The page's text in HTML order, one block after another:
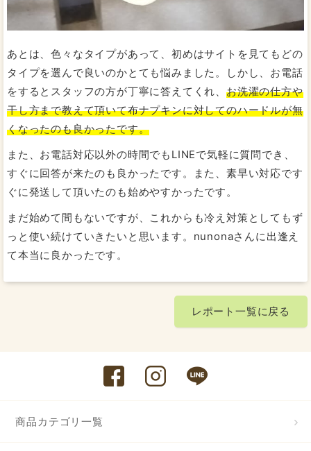
あとは、色々なタイプがあって、初めはサイトを見てもどの
タイプを選んで良いのかとても悩みました。しかし、お電話
をするとスタッフの方が丁寧に答えてくれ、お洗濯の仕方や
干し方まで教えて頂いて布ナプキンに対してのハードルが無
くなったのも良かったです。
また、お電話対応以外の時間でもLINEで気軽に質問でき、
すぐに回答が来たのも良かったです。また、素早い対応です
ぐに発送して頂いたのも始めやすかったです。
まだ始めて間もないですが、これからも冷え対策としてもず
っと使い続けていきたいと思います。nunonaさんに出逢え
て本当に良かったです。
レポート一覧に戻る
商品カテゴリ一覧